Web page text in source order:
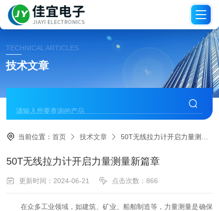
TECHNICAL ARTICLES
技术文章
当前位置：首页 技术文章 50T无线拉力计开启力量测量新篇章
50T无线拉力计开启力量测量新篇章
更新时间：2024-06-21 点击次数：866
在众多工业领域，如建筑、矿业、船舶制造等，力量测量是确保